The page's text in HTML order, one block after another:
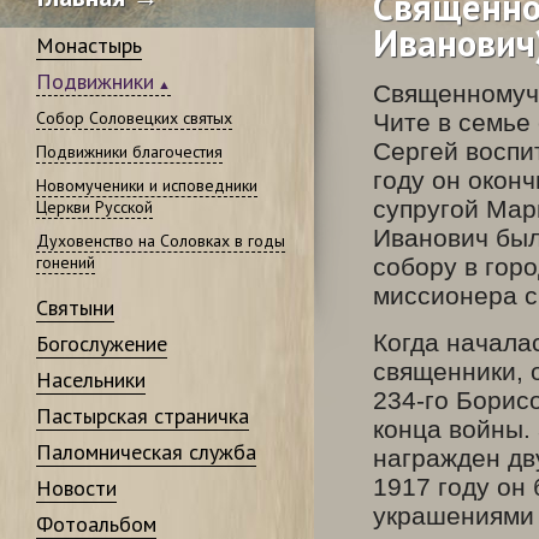
Монастырь
Подвижники
Собор Соловецких святых
Подвижники благочестия
Новомученики и исповедники
Церкви Русской
Духовенство на Соловках в годы
гонений
Святыни
Богослужение
Насельники
Пастырская страничка
Паломническая служба
Новости
Фотоальбом
Чите в
Сергей
году он
супругой
Иванович
собору в
миссионера
Когда
священники,
234-го
конца
награжден
1917 году он